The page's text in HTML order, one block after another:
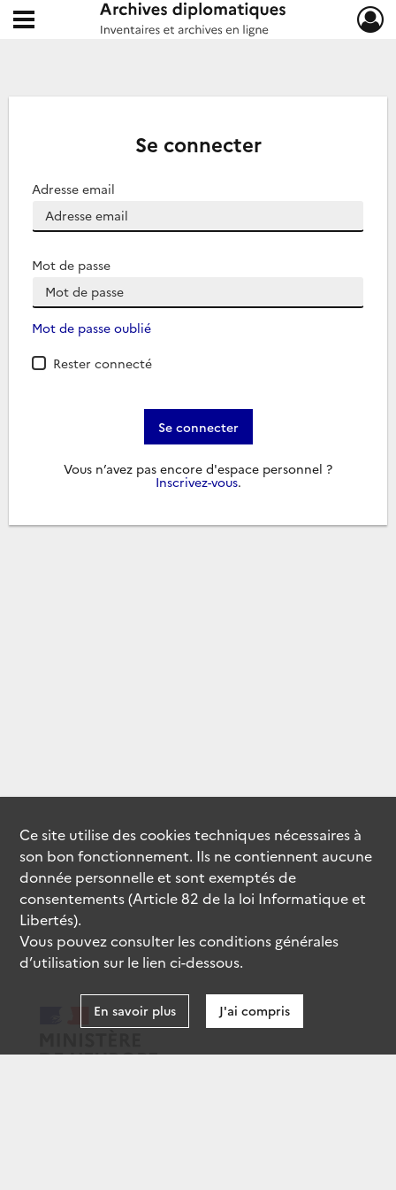
Archives diplomatiques
Ouvrir le menu déroulant
Se connecter
Adresse email
Mot de passe
Mot de passe oublié
Rester connecté
Se connecter
Vous n’avez pas encore d'espace personnel ?
Inscrivez-vous.
Ce site utilise descookiestechniques nécessaires à
son bon fonctionnement. Ils ne contiennent aucune
donnée personnelle et sont exemptés de
consentements (Article 82 de la loi Informatique et
Libertés).
Vous pouvez consulter les conditions générales
d’utilisation sur le lien ci-dessous.
En savoir plus J'ai compris